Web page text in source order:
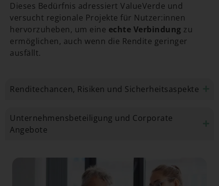
Dieses Bedürfnis adressiert ValueVerde und
versucht regionale Projekte für Nutzer:innen
hervorzuheben, um eine echte Verbindung zu
ermöglichen, auch wenn die Rendite geringer
ausfällt.
Renditechancen, Risiken und Sicherheitsaspekte
Unternehmensbeteiligung und Corporate
Angebote